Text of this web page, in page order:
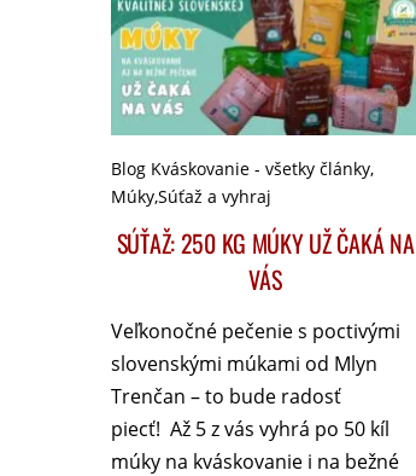
Blog Kváskovanie - všetky články,
Múky,Súťaž a vyhraj
SÚŤAŽ: 250 KG MÚKY UŽ ČAKÁ NA
VÁS
Veľkonočné pečenie s poctivými
slovenskými múkami od Mlyn
Trenčan – to bude radosť
piecť! Až 5 z vás vyhrá po 50 kíl
múky na kváskovanie i na bežné